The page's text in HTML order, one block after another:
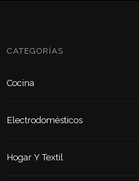
CATEGORÍAS
Cocina
Electrodomésticos
Hogar Y Textil